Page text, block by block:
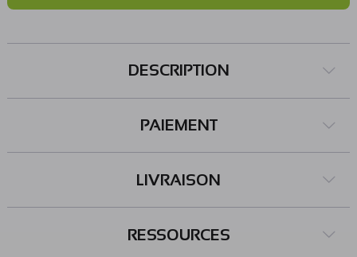
DESCRIPTION
PAIEMENT
LIVRAISON
RESSOURCES